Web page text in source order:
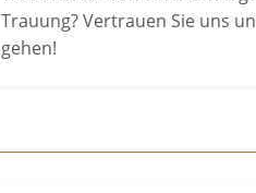
Trauung? Vertrauen Sie uns
gehen!